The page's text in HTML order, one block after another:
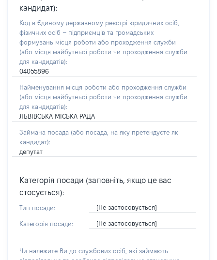
кандидат):
Код в Єдиному державному реєстрі юридичних осіб,
фізичних осіб – підприємців та громадських
формувань місця роботи або проходження служби
(або місця майбутньої роботи чи проходження служби
для кандидатів):
04055896
Найменування місця роботи або проходження служби
(або місця майбутньої роботи чи проходження служби
для кандидатів):
ЛЬВІВСЬКА МІСЬКА РАДА
Займана посада (або посада, на яку претендуєте як
кандидат):
депутат
Категорія посади (заповніть, якщо це вас
стосується):
Тип посади: [Не застосовується]
Категорія посади: [Не застосовується]
Чи належите Ви до службових осіб, які займають